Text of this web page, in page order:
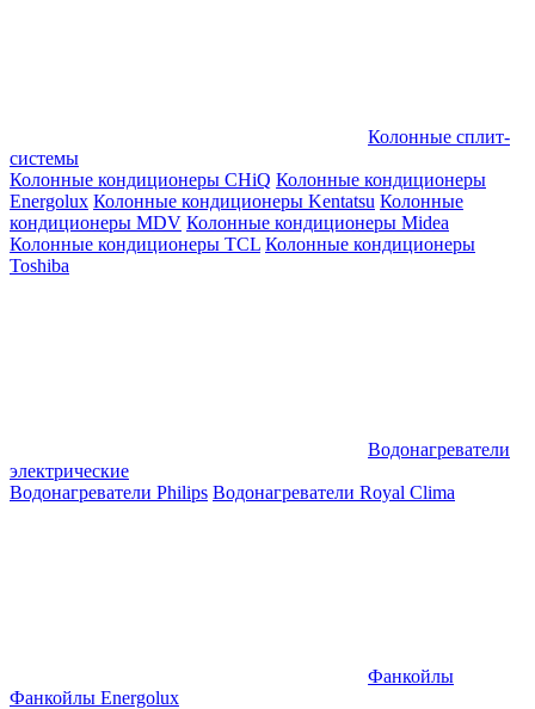
Колонные сплит-
системы
Колонные кондиционеры CHiQ Колонные кондиционеры
Energolux Колонные кондиционеры Kentatsu Колонные
кондиционеры MDV Колонные кондиционеры Midea
Колонные кондиционеры TCL Колонные кондиционеры
Toshiba
Водонагреватели
электрические
Водонагреватели Philips Водонагреватели Royal Clima
Фанкойлы
Фанкойлы Energolux